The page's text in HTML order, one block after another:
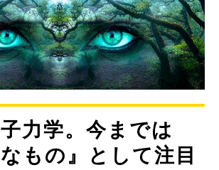
力学。今までは
なもの』として注目